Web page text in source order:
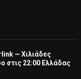
— Χιλιάδες
στις 22:00 Ελλάδας